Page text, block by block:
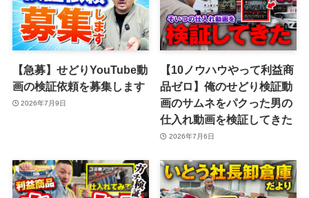
【急募】せどりYouTube動
画の検証依頼を募集します
2026年7月9日
【10ノウハウやって利益商
品ゼロ】俺のせどり検証動
画のサムネをパクった男の
仕入れ動画を検証してきた
2026年7月6日